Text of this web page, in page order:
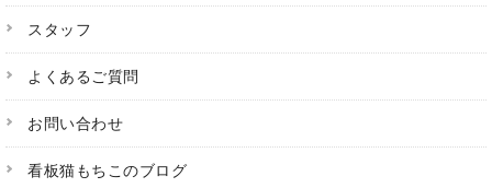
スタッフ
よくあるご質問
お問い合わせ
看板猫もちこのブログ